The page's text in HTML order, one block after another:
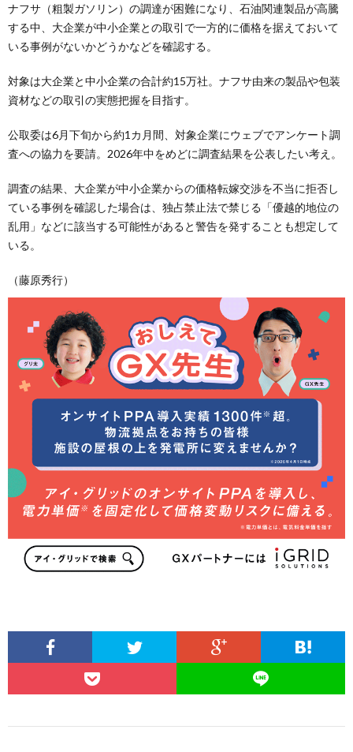
ナフサ（粗製ガソリン）の調達が困難になり、石油関連製品が高騰
する中、大企業が中小企業との取引で一方的に価格を据えておいて
いる事例がないかどうかなどを確認する。
対象は大企業と中小企業の合計約15万社。ナフサ由来の製品や包装
資材などの取引の実態把握を目指す。
公取委は6月下旬から約1カ月間、対象企業にウェブでアンケート調
査への協力を要請。2026年中をめどに調査結果を公表したい考え。
調査の結果、大企業が中小企業からの価格転嫁交渉を不当に拒否し
ている事例を確認した場合は、独占禁止法で禁じる「優越的地位の
乱用」などに該当する可能性があると警告を発することも想定して
いる。
（藤原秀行）